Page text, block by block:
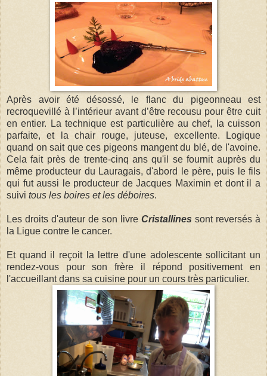
Après avoir été désossé, le flanc du pigeonneau est
recroquevillé à l’intérieur avant d’être recousu pour être cuit
en entier. La technique est particulière au chef, la cuisson
parfaite, et la chair rouge, juteuse, excellente. Logique
quand on sait que ces pigeons mangent du blé, de l'avoine.
Cela fait près de trente-cinq ans qu'il se fournit auprès du
même producteur du Lauragais, d'abord le père, puis le fils
qui fut aussi le producteur de Jacques Maximin et dont il a
suivi tous les boires et les déboires.
Les droits d'auteur de son livre Cristallines sont reversés à
la Ligue contre le cancer.
Et quand il reçoit la lettre d'une adolescente sollicitant un
rendez-vous pour son frère il répond positivement en
l'accueillant dans sa cuisine pour un cours très particulier.